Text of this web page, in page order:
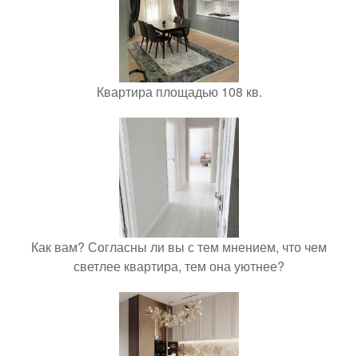
Квартира площадью 108 кв.
Как вам? Согласны ли вы с тем мнением, что чем
светлее квартира, тем она уютнее?